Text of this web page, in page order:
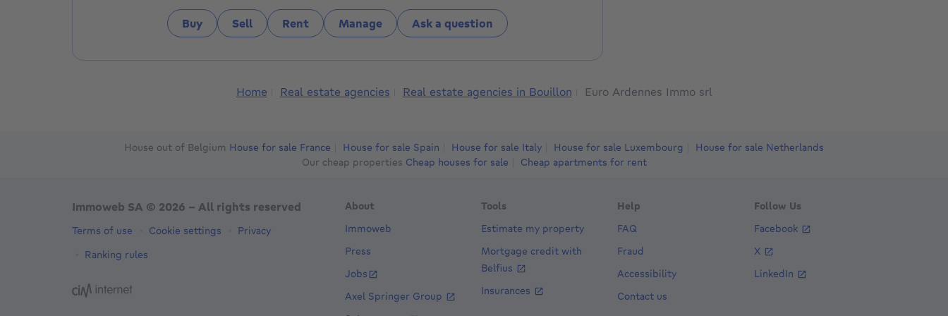
Nous vous accueillerons avec plaisir du lundi au vendredi de 9h à 12h et de 13h30 à 17h. Le samedi
sur rendez-vous. Nous travaillons à bureaux fermés le jeudi matin.
Buy Sell Rent Manage Ask a question
Home Real estate agencies Real estate agencies in Bouillon Euro Ardennes Immo srl
House out of Belgium House for sale France House for sale Spain House for sale Italy House for sale Luxembourg
House for sale Netherlands
Our cheap properties Cheap houses for sale Cheap apartments for rent
About
Immoweb
Press
Jobs
Axel Springer Group
Tools
Estimate my property
Mortgage credit with
Belfius
Insurances
Help
FAQ
Fraud
Accessibility
Contact us
Follow Us
Facebook
X
LinkedIn
Immoweb SA © 2026 - All rights reserved
Terms of use Cookie settings
Privacy
Ranking rules